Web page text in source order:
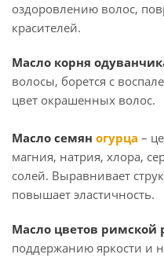
оздоровлению волос,
красителей.
Масло корня
волосы, борется с
цвет окрашенных волос.
Масло семян огурца –
магния, натрия, хлора,
солей. Выравнивает
повышает эластичность.
Масло цветов
поддержанию яркости и